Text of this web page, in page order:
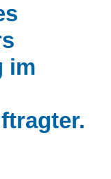
im